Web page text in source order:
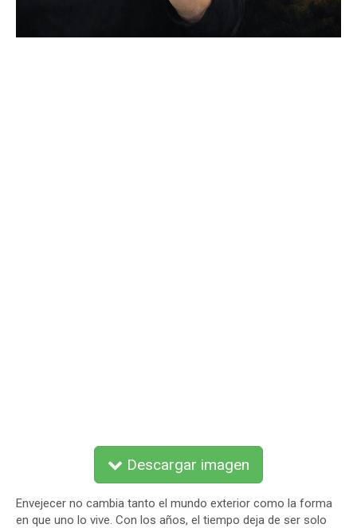
Descargar imagen
Envejecer no cambia tanto el mundo exterior como la forma
en que uno lo vive. Con los años, el tiempo deja de ser solo